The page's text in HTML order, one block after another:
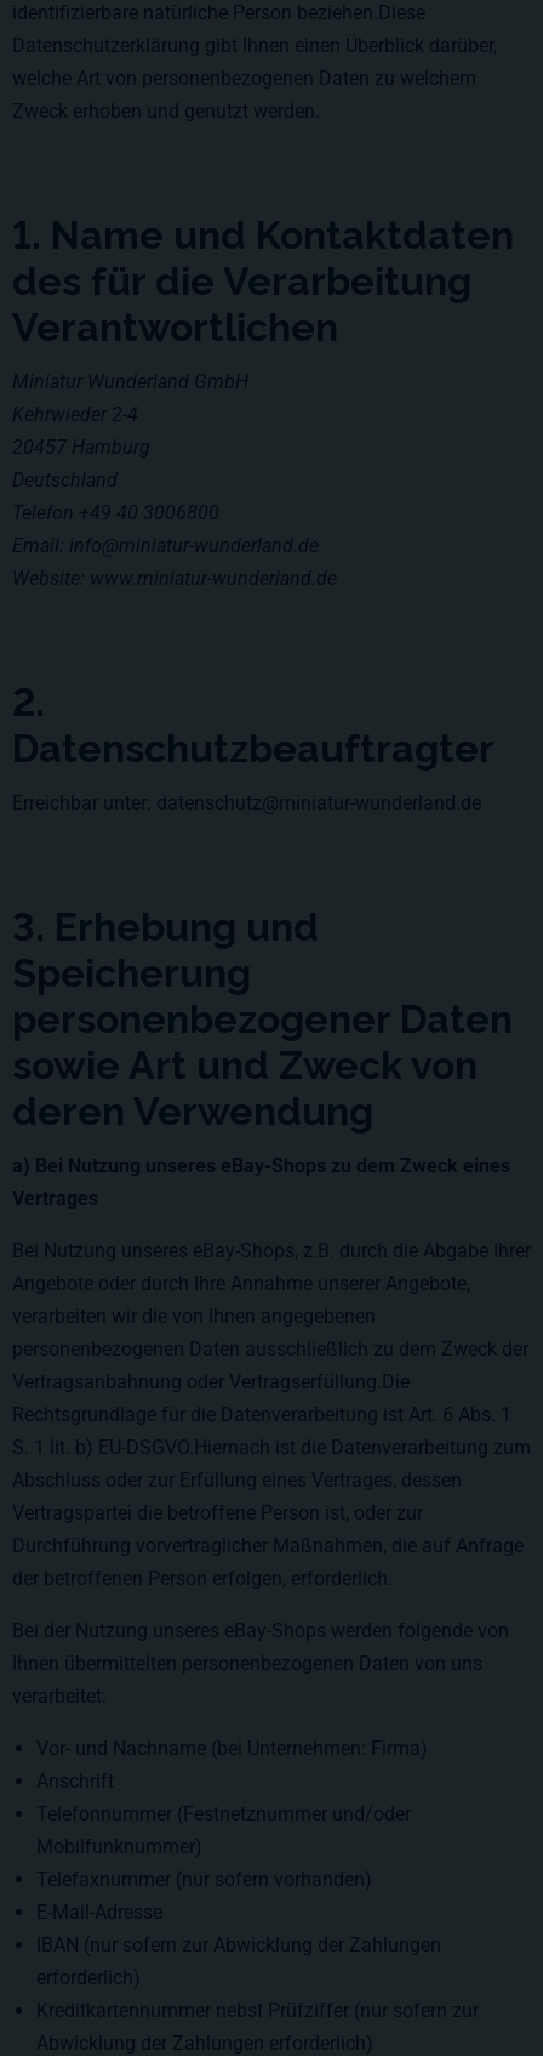
identifizierbare natürliche Person beziehen.Diese
Datenschutzerklärung gibt Ihnen einen Überblick darüber,
welche Art von personenbezogenen Daten zu welchem
Zweck erhoben und genutzt werden.
1. Name und Kontaktdaten
des für die Verarbeitung
Verantwortlichen
Miniatur Wunderland GmbH
Kehrwieder 2-4
20457 Hamburg
Deutschland
Telefon +49 40 3006800
Email: info@miniatur-wunderland.de
Website: www.miniatur-wunderland.de
2.
Datenschutzbeauftragter
Erreichbar unter: datenschutz@miniatur-wunderland.de
3. Erhebung und
Speicherung
personenbezogener Daten
sowie Art und Zweck von
deren Verwendung
a) Bei Nutzung unseres eBay-Shops zu dem Zweck eines
Vertrages
Bei Nutzung unseres eBay-Shops, z.B. durch die Abgabe Ihrer
Angebote oder durch Ihre Annahme unserer Angebote,
verarbeiten wir die von Ihnen angegebenen
personenbezogenen Daten ausschließlich zu dem Zweck der
Vertragsanbahnung oder Vertragserfüllung.Die
Rechtsgrundlage für die Datenverarbeitung ist Art. 6 Abs. 1
S. 1 lit. b) EU-DSGVO.Hiernach ist die Datenverarbeitung zum
Abschluss oder zur Erfüllung eines Vertrages, dessen
Vertragspartei die betroffene Person ist, oder zur
Durchführung vorvertraglicher Maßnahmen, die auf Anfrage
der betroffenen Person erfolgen, erforderlich.
Bei der Nutzung unseres eBay-Shops werden folgende von
Ihnen übermittelten personenbezogenen Daten von uns
verarbeitet:
Vor- und Nachname (bei Unternehmen: Firma)
Anschrift
Telefonnummer (Festnetznummer und/oder
Mobilfunknummer)
Telefaxnummer (nur sofern vorhanden)
E-Mail-Adresse
IBAN (nur sofern zur Abwicklung der Zahlungen
erforderlich)
Kreditkartennummer nebst Prüfziffer (nur sofern zur
Abwicklung der Zahlungen erforderlich)